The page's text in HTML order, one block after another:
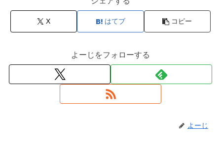
X はてブ コピー
よーじをフォローする
よーじ